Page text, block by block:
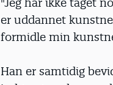
er uddannet
formidle min
Han er samtidig